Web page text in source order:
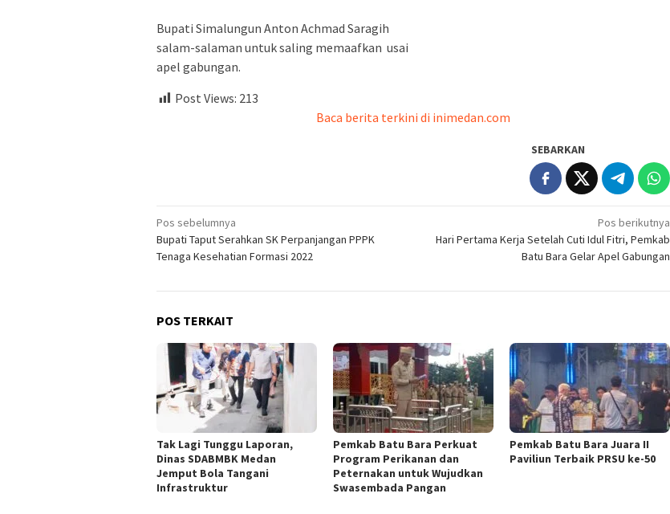
Bupati Simalungun Anton Achmad Saragih
salam-salaman untuk saling memaafkan usai
apel gabungan.
Post Views: 213
Baca berita terkini di inimedan.com
SEBARKAN
Navigasi
pos
Pos sebelumnya
Bupati Taput Serahkan SK Perpanjangan PPPK
Tenaga Kesehatian Formasi 2022
Pos berikutnya
Hari Pertama Kerja Setelah Cuti Idul Fitri, Pemkab
Batu Bara Gelar Apel Gabungan
POS TERKAIT
Tak Lagi Tunggu Laporan,
Dinas SDABMBK Medan
Jemput Bola Tangani
Infrastruktur
Pemkab Batu Bara Perkuat
Program Perikanan dan
Peternakan untuk Wujudkan
Swasembada Pangan
Pemkab Batu Bara Juara II
Paviliun Terbaik PRSU ke-50